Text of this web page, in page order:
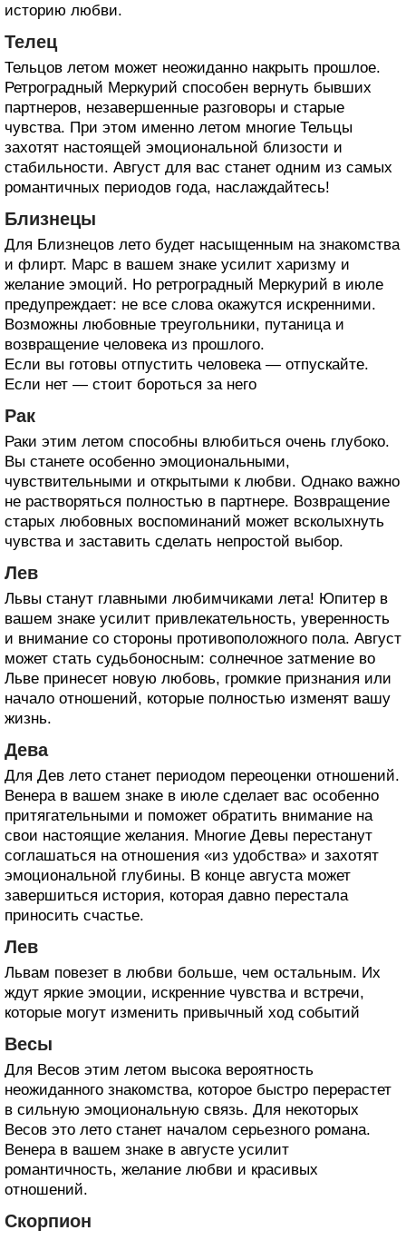
историю любви.
Телец
Тельцов летом может неожиданно накрыть прошлое.
Ретроградный Меркурий способен вернуть бывших
партнеров, незавершенные разговоры и старые
чувства. При этом именно летом многие Тельцы
захотят настоящей эмоциональной близости и
стабильности. Август для вас станет одним из самых
романтичных периодов года, наслаждайтесь!
Близнецы
Для Близнецов лето будет насыщенным на знакомства
и флирт. Марс в вашем знаке усилит харизму и
желание эмоций. Но ретроградный Меркурий в июле
предупреждает: не все слова окажутся искренними.
Возможны любовные треугольники, путаница и
возвращение человека из прошлого.
Если вы готовы отпустить человека — отпускайте.
Если нет — стоит бороться за него
Рак
Раки этим летом способны влюбиться очень глубоко.
Вы станете особенно эмоциональными,
чувствительными и открытыми к любви. Однако важно
не растворяться полностью в партнере. Возвращение
старых любовных воспоминаний может всколыхнуть
чувства и заставить сделать непростой выбор.
Лев
Львы станут главными любимчиками лета! Юпитер в
вашем знаке усилит привлекательность, уверенность
и внимание со стороны противоположного пола. Август
может стать судьбоносным: солнечное затмение во
Льве принесет новую любовь, громкие признания или
начало отношений, которые полностью изменят вашу
жизнь.
Дева
Для Дев лето станет периодом переоценки отношений.
Венера в вашем знаке в июле сделает вас особенно
притягательными и поможет обратить внимание на
свои настоящие желания. Многие Девы перестанут
соглашаться на отношения «из удобства» и захотят
эмоциональной глубины. В конце августа может
завершиться история, которая давно перестала
приносить счастье.
Лев
Львам повезет в любви больше, чем остальным. Их
ждут яркие эмоции, искренние чувства и встречи,
которые могут изменить привычный ход событий
Весы
Для Весов этим летом высока вероятность
неожиданного знакомства, которое быстро перерастет
в сильную эмоциональную связь. Для некоторых
Весов это лето станет началом серьезного романа.
Венера в вашем знаке в августе усилит
романтичность, желание любви и красивых
отношений.
Скорпион